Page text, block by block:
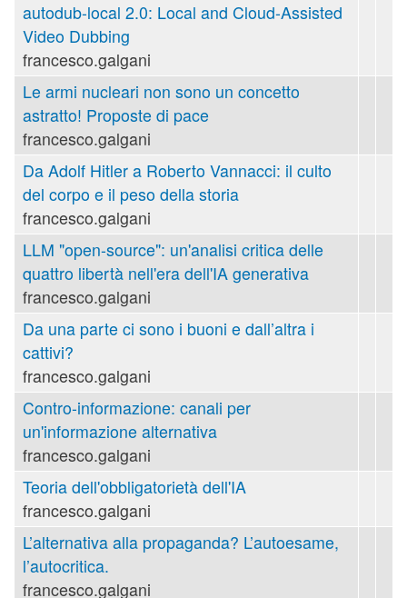
autodub-local 2.0: Local and Cloud-Assisted
Video Dubbing
francesco.galgani
Le armi nucleari non sono un concetto
astratto! Proposte di pace
francesco.galgani
Da Adolf Hitler a Roberto Vannacci: il culto
del corpo e il peso della storia
francesco.galgani
LLM "open-source": un'analisi critica delle
quattro libertà nell'era dell'IA generativa
francesco.galgani
Da una parte ci sono i buoni e dall’altra i
cattivi?
francesco.galgani
Contro-informazione: canali per
un'informazione alternativa
francesco.galgani
Teoria dell'obbligatorietà dell'IA
francesco.galgani
L’alternativa alla propaganda? L’autoesame,
l’autocritica.
francesco.galgani